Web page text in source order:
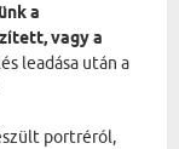
a
vagy a
leadása után a
portréról,